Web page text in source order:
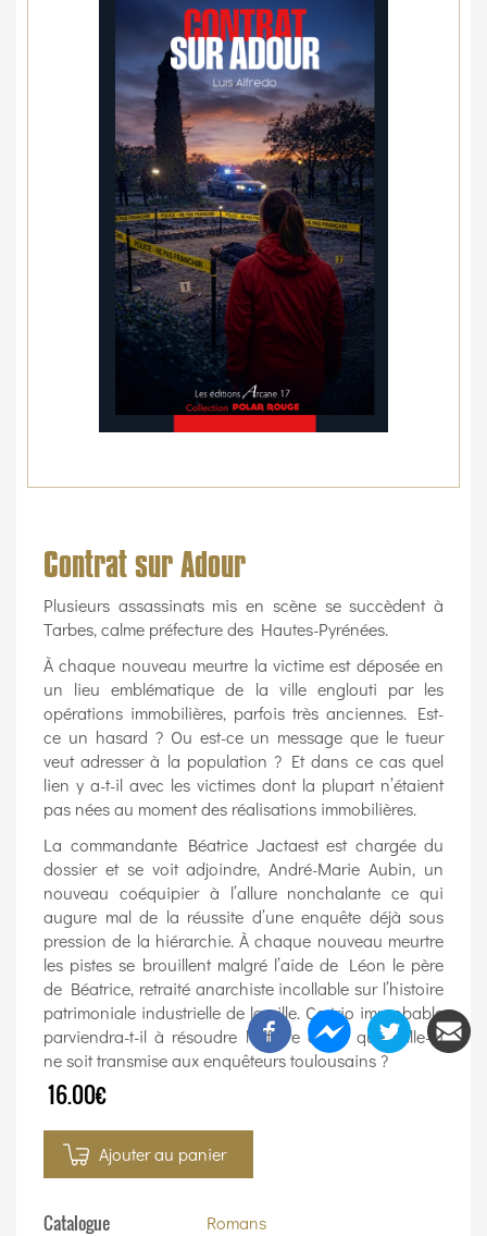
Contrat sur Adour
Plusieurs assassinats mis en scène se succèdent à
Tarbes, calme préfecture des Hautes-Pyrénées.
À chaque nouveau meurtre la victime est déposée en
un lieu emblématique de la ville englouti par les
opérations immobilières, parfois très anciennes. Est-
ce un hasard ? Ou est-ce un message que le tueur
veut adresser à la population ? Et dans ce cas quel
lien y a-t-il avec les victimes dont la plupart n’étaient
pas nées au moment des réalisations immobilières.
La commandante Béatrice Jactaest est chargée du
dossier et se voit adjoindre, André-Marie Aubin, un
nouveau coéquipier à l’allure nonchalante ce qui
augure mal de la réussite d’une enquête déjà sous
pression de la hiérarchie. À chaque nouveau meurtre
les pistes se brouillent malgré l’aide de Léon le père
de Béatrice, retraité anarchiste incollable sur l’histoire
patrimoniale industrielle de la ville. Ce trio improbable
parviendra-t-il à résoudre l’affaire avant que celle-ci
ne soit transmise aux enquêteurs toulousains ?
16.00€
Ajouter au panier
Catalogue Romans